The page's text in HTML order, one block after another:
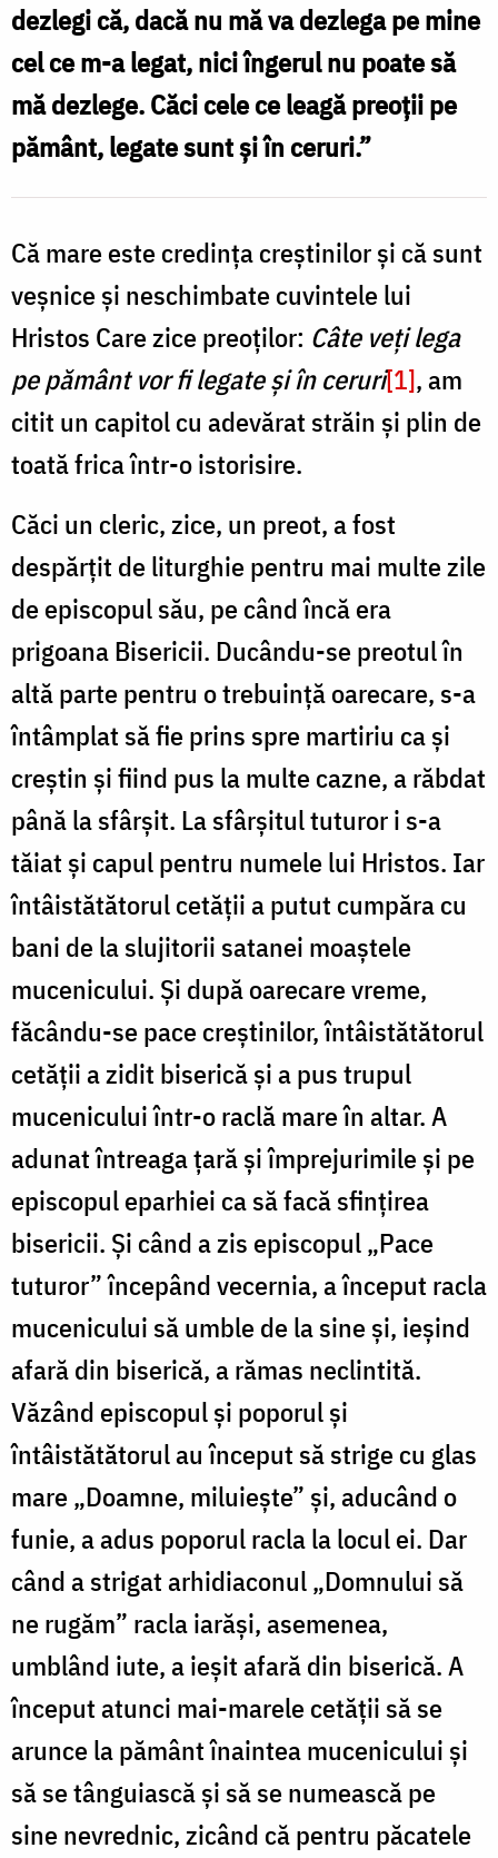
dezlegi că, dacă nu mă va dezlega pe mine
cel ce m-a legat, nici îngerul nu poate să
mă dezlege. Căci cele ce leagă preoții pe
pământ, legate sunt și în ceruri.”
Că mare este credința creștinilor și că sunt
veșnice și neschimbate cuvintele lui
Hristos Care zice preoților: Câte veți lega
pe pământ vor fi legate și în ceruri[1], am
citit un capitol cu adevărat străin și plin de
toată frica într-o istorisire.
Căci un cleric, zice, un preot, a fost
despărțit de liturghie pentru mai multe zile
de episcopul său, pe când încă era
prigoana Bisericii. Ducându-se preotul în
altă parte pentru o trebuință oarecare, s-a
întâmplat să fie prins spre martiriu ca și
creștin și fiind pus la multe cazne, a răbdat
până la sfârșit. La sfârșitul tuturor i s-a
tăiat și capul pentru numele lui Hristos. Iar
întâistătătorul cetății a putut cumpăra cu
bani de la slujitorii satanei moaștele
mucenicului. Și după oarecare vreme,
făcându-se pace creștinilor, întâistătătorul
cetății a zidit biserică și a pus trupul
mucenicului într-o raclă mare în altar. A
adunat întreaga țară și împrejurimile și pe
episcopul eparhiei ca să facă sfințirea
bisericii. Și când a zis episcopul „Pace
tuturor” începând vecernia, a început racla
mucenicului să umble de la sine și, ieșind
afară din biserică, a rămas neclintită.
Văzând episcopul și poporul și
întâistătătorul au început să strige cu glas
mare „Doamne, miluiește” și, aducând o
funie, a adus poporul racla la locul ei. Dar
când a strigat arhidiaconul „Domnului să
ne rugăm” racla iarăși, asemenea,
umblând iute, a ieșit afară din biserică. A
început atunci mai-marele cetății să se
arunce la pământ înaintea mucenicului și
să se tânguiască și să se numească pe
sine nevrednic, zicând că pentru păcatele